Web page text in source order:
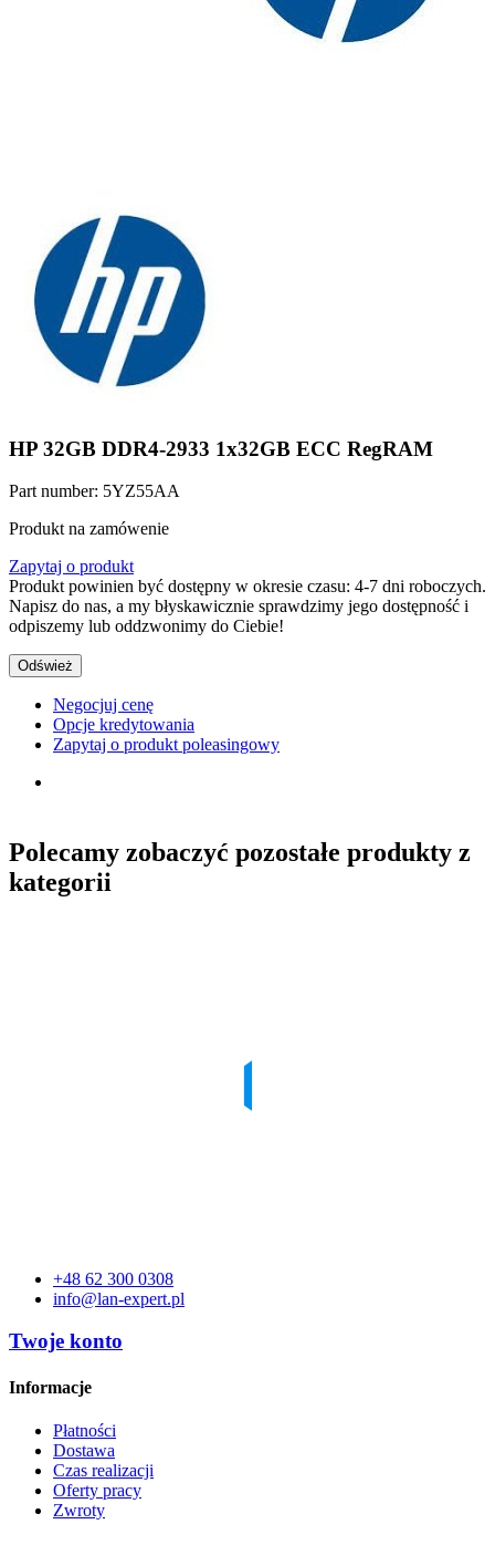
HP 32GB DDR4-2933 1x32GB ECC RegRAM
Part number: 5YZ55AA
Produkt na zamówenie
Zapytaj o produkt
Produkt powinien być dostępny w okresie czasu: 4-7 dni roboczych.
Napisz do nas, a my błyskawicznie sprawdzimy jego dostępność i
odpiszemy lub oddzwonimy do Ciebie!
Negocjuj cenę
Opcje kredytowania
Zapytaj o produkt poleasingowy
Polecamy zobaczyć pozostałe produkty z
kategorii
+48 62 300 0308
info@lan-expert.pl
Twoje konto
Informacje
Płatności
Dostawa
Czas realizacji
Oferty pracy
Zwroty